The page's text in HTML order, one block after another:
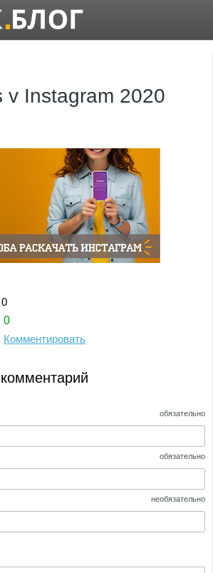
v Instagram 2020
0
0
Комментировать
обязательно
обязательно
необязательно